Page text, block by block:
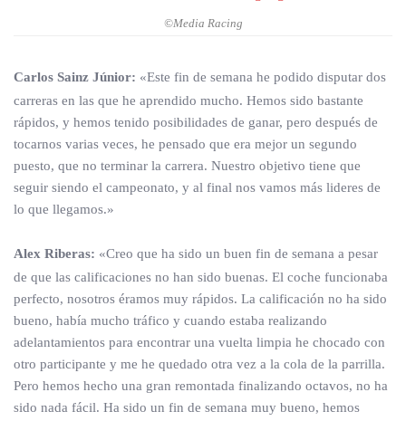
©Media Racing
Carlos Sainz Júnior: «Este fin de semana he podido disputar dos
carreras en las que he aprendido mucho. Hemos sido bastante
rápidos, y hemos tenido posibilidades de ganar, pero después de
tocarnos varias veces, he pensado que era mejor un segundo
puesto, que no terminar la carrera. Nuestro objetivo tiene que
seguir siendo el campeonato, y al final nos vamos más lideres de
lo que llegamos.»
Alex Riberas: «Creo que ha sido un buen fin de semana a pesar
de que las calificaciones no han sido buenas. El coche funcionaba
perfecto, nosotros éramos muy rápidos. La calificación no ha sido
bueno, había mucho tráfico y cuando estaba realizando
adelantamientos para encontrar una vuelta limpia he chocado con
otro participante y me he quedado otra vez a la cola de la parrilla.
Pero hemos hecho una gran remontada finalizando octavos, no ha
sido nada fácil. Ha sido un fin de semana muy bueno, hemos